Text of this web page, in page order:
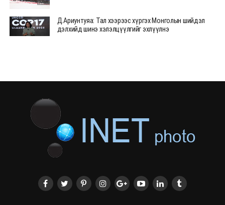
Д.Ариунтуяа: Тал хээрээс хүргэх Монголын шийдэл
дэлхийд шинэ хэлэлцүүлгийг эхлүүлнэ
28/07/2026, 12:04
ХӨВСГӨЛ Нутгийн зөвлөлөөс МУАЖ Д.Цэрэндарьзавт
2 өрөө байр олгоно
20/07/2026, 19:22
20/07/2026, 19:21